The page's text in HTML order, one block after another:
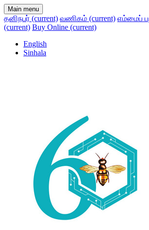
Main menu
தனிநபர் (current) வணிகம் (current) எம்மைப்
(current) Buy Online (current)
English
Sinhala